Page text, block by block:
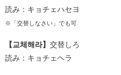
読み：キョチェハセヨ
※「交替しなさい」でも可
【교체해라】 交替しろ
読み：キョチェヘラ